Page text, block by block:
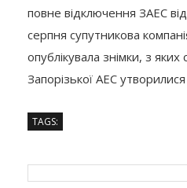
повне відключення ЗАЕС
серпня супутникова
опублікувала знімки, з
Запорізької АЕС
TAGS: